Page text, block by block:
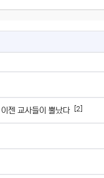
젠 교사들이 뿔났다 [2]